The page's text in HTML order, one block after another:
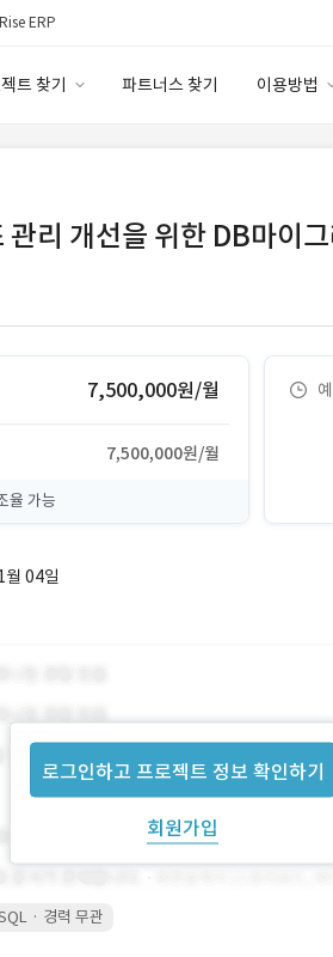
Rise ERP
트 찾기 파트너스 찾기 이용방법
이용요금
고객센터
리 개선을 위한 DB마이
7,500,000원/월
7,500,000원/월
율 가능
04일
로그인하고 프로젝트 정보 확인하기
회원가입
· 경력 무관